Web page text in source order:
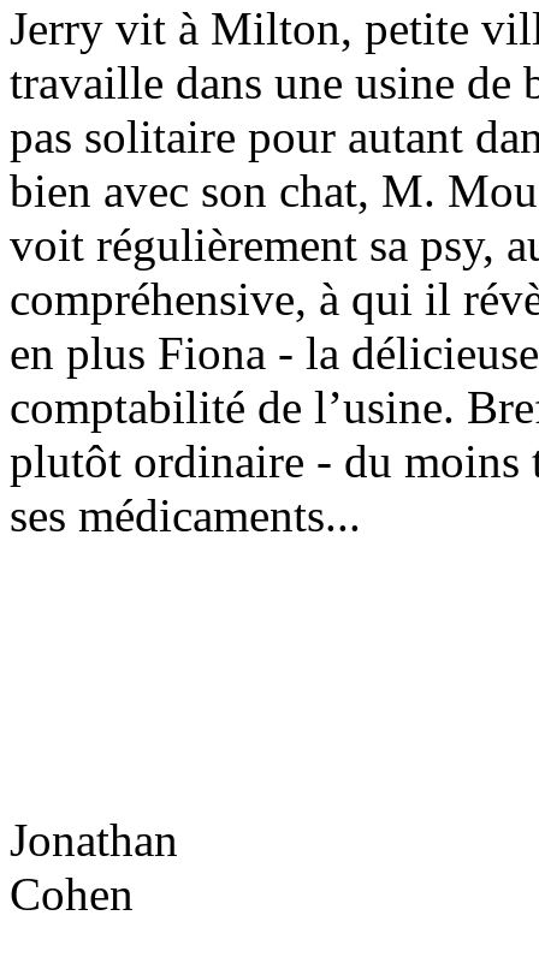
Jerry vit à Milton, petite
travaille dans une usine de
pas solitaire pour autant
bien avec son chat, M.
voit régulièrement sa psy,
compréhensive, à qui il
en plus Fiona - la
comptabilité de l’usine.
plutôt ordinaire - du moins
ses médicaments...
Jonathan
Cohen